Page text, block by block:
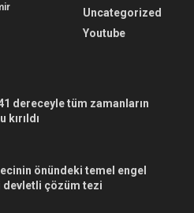
Uncategorized
Youtube
dereceyle tüm zamanların
kırıldı
önündeki temel engel
devletli çözüm tezi